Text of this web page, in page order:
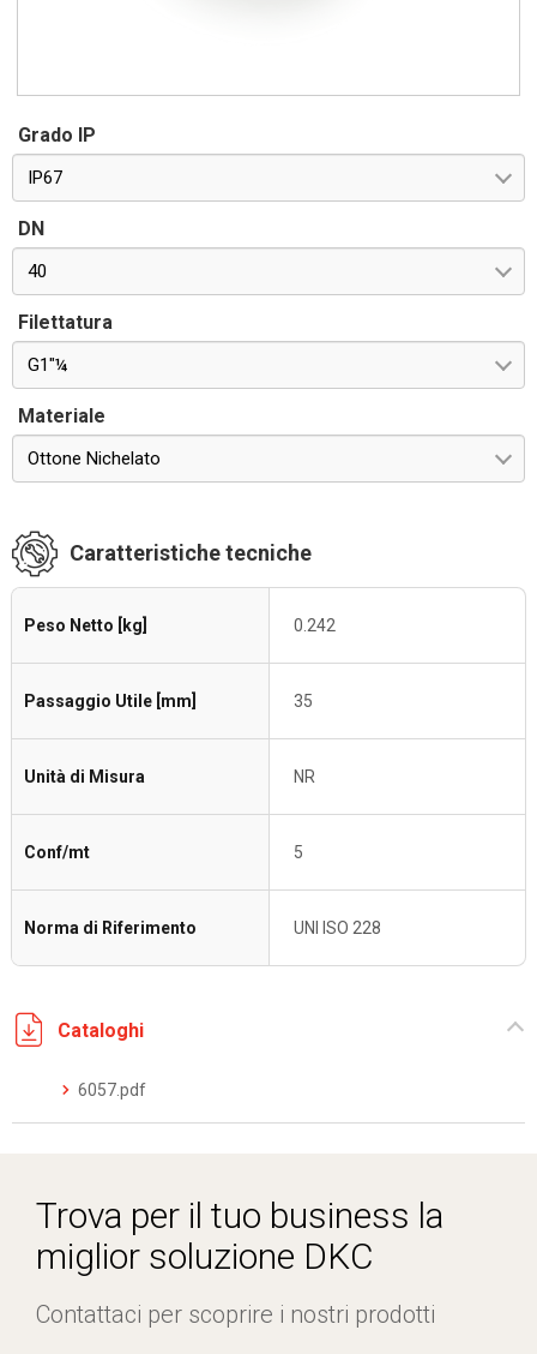
Grado IP
IP67
DN
40
Filettatura
G1"¼
Materiale
Ottone Nichelato
Caratteristiche tecniche
Peso Netto [kg] 0.242
Passaggio Utile [mm] 35
Unità di Misura NR
Conf/mt 5
Norma di Riferimento UNI ISO 228
Cataloghi
6057.pdf
Trova per il tuo business la
miglior soluzione DKC
Contattaci per scoprire i nostri prodotti